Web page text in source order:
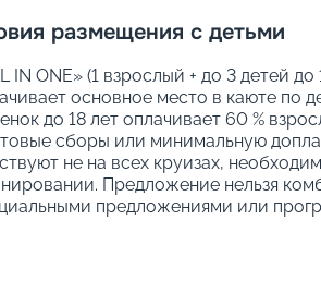
размещения с детьми
IN ONE» (1 взрослый + до 3 детей
основное место в каюте по
до 18 лет оплачивает 60 %
сборы или минимальную
не на всех круизах,
Предложение нельзя
предложениями или